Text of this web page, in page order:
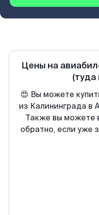
Цены на
(туда
😍 Вы можете
из Калининграда в
Также вы можете
обратно, если уже